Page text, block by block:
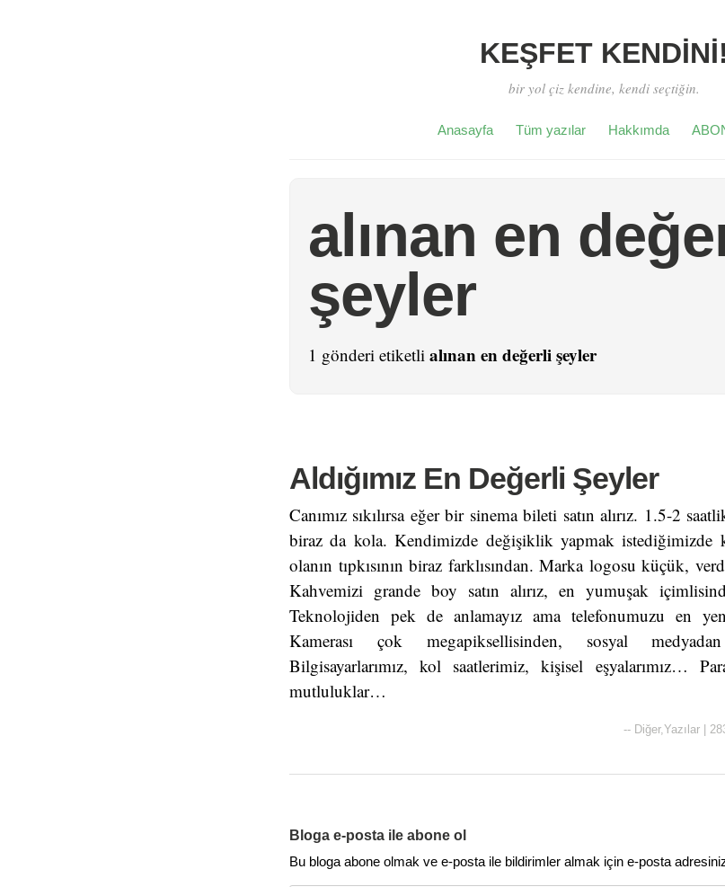
KEŞFET KENDİNİ!
bir yol çiz kendine, kendi seçtiğin.
Anasayfa Tüm yazılar Hakkımda
alınan en
şeyler
1 gönderi etiketli alınan en değerli şeyler
Aldığımız En Değerli Şeyler
Canımız sıkılırsa eğer bir sinema bileti satın alırız. 1.5-2
biraz da kola. Kendimizde değişiklik yapmak istediğimizde
olanın tıpkısının biraz farklısından. Marka logosu küçük,
Kahvemizi grande boy satın alırız, en yumuşak
Teknolojiden pek de anlamayız ama telefonumuzu en
Kamerası çok megapiksellisinden, sosyal
Bilgisayarlarımız, kol saatlerimiz, kişisel eşyalarımız…
mutluluklar…
-- Diğer,Yazılar
Bloga e-posta ile abone ol
Bu bloga abone olmak ve e-posta ile bildirimler almak için e-posta